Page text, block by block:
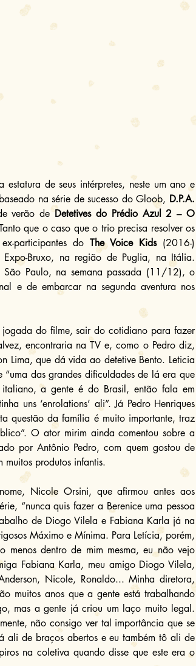
de seus intérpretes, neste um ano e
na série de sucesso do Gloob, D.P.A.
verão de Detetives do Prédio Azul 2 – O
que o caso que o trio precisa resolver os
participantes do The Voice Kids (2016-)
Bruxo, na região de Puglia, na Itália.
São Paulo, na semana passada (11/12), o
e de embarcar na segunda aventura nos
do filme, sair do cotidiano para fazer
encontraria na TV e, como o Pedro diz,
Lima, que dá vida ao detetive Bento. Leticia
das grandes dificuldades de lá era que
a gente é do Brasil, então fala em
uns ‘enrolations’ ali”. Já Pedro Henriques
questão da família é muito importante, traz
O ator mirim ainda comentou sobre a
por Antônio Pedro, com quem gostou de
produtos infantis.
Nicole Orsini, que afirmou antes aos
“nunca quis fazer a Berenice uma pessoa
de Diogo Vilela e Fabiana Karla já na
Máximo e Mínima. Para Letícia, porém,
menos dentro de mim mesma, eu não vejo
Fabiana Karla, meu amigo Diogo Vilela,
Nicole, Ronaldo... Minha diretora,
muitos anos que a gente está trabalhando
mas a gente já criou um laço muito legal.
não consigo ver tal importância que se
ali de braços abertos e eu também tô ali de
na coletiva quando disse que este era o